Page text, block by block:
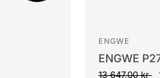
ENGWE
ENGWE
13 647,00 kr